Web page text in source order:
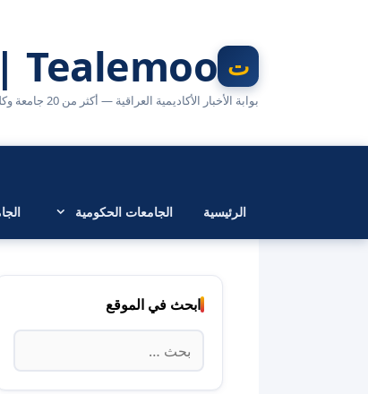
Tealemoo | تعليمو
بوابة الأخبار الأكاديمية العراقية — أكثر من 20 جامعة وكلية في مكان واحد
الرئيسية الجامعات الحكومية
ابحث في الموقع
البحث
عن: